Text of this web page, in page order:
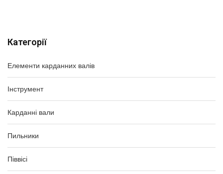
Категорії
Елементи карданних валів
Інструмент
Карданні вали
Пильники
Піввісі